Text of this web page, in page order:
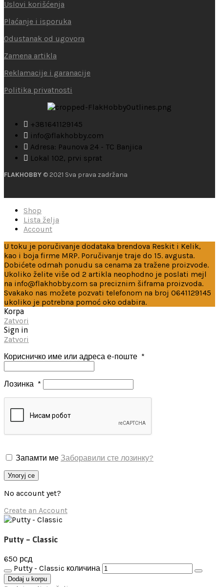
Uslovi korišćenja
Plaćanje i isporuka
Odustanak od ugovora
Zamena artikla
Reklamacije i garanacije
Politika privatnosti
+381641129145
info@flakhobby.com
Adresa: Paunova 24 - TC Banjica
Lokal 102, prvi sprat
FLAKHOBBY © 2021 Sva prava zadržana
Shop
Lista želja
Account
U toku je poručivanje dodataka brendova Reskit i Kelik,
kao i boja firme MRP. Poručivanje traje do 15. avgusta.
Dobićete odmah ponudu sa cenama za tražene proizvode.
Ukoliko želite više od 2 artikla neophodno je poslati mejl
na info@flakhobby.com sa preciznim šiframa proizvoda.
Svakako nas možete pozvati telefonom na broj 0641129145
ukoliko je potrebna pomoć oko odabira.
Korpa
Zatvori
Sign in
Zatvori
Корисничко име или адреса е-поште *
Лозинка *
Запамти ме Заборавили сте лозинку?
Улогуј се
No account yet?
Create an Account
Putty – Classic
650 рсд
Putty - Classic количина
Dodaj u korpu